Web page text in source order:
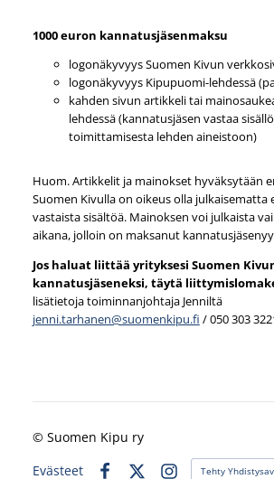
1000 euron kannatusjäsenmaksu
logonäkyvyys Suomen Kivun
logonäkyvyys Kipupuomi-lehdessä
kahden sivun artikkeli tai
lehdessä (kannatusjäsen vastaa
toimittamisesta lehden aineistoon)
Huom. Artikkelit ja mainokset hyväksytään
Suomen Kivulla on oikeus olla julkaisematta
vastaista sisältöä. Mainoksen voi julkaista
aikana, jolloin on maksanut
Jos haluat liittää yrityksesi Suomen
kannatusjäseneksi, täytä
lisätietoja toiminnanjohtaja Jenniltä
jenni.tarhanen@suomenkipu.fi / 050 303
© Suomen Kipu ry
Evästeet
Tehty